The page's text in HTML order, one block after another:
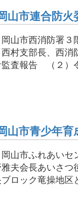
山市連合防
山市西消防署３
村支部長、西消
監査報告 （２）
山市青少年
山市ふれあいセ
雅夫会長あいさつ
ブロック竜操地